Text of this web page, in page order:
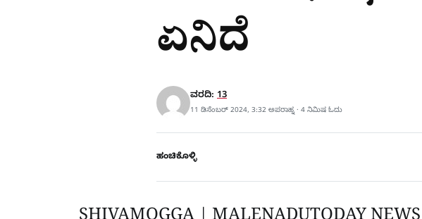
ಏನಿದೆ
ವರದಿ: 13
11 ಡಿಸೆಂಬರ್ 2024, 3:32 ಅಪರಾಹ್ನ · 4 ನಿಮಿಷ ಓದು
ಹಂಚಿಕೊಳ್ಳಿ